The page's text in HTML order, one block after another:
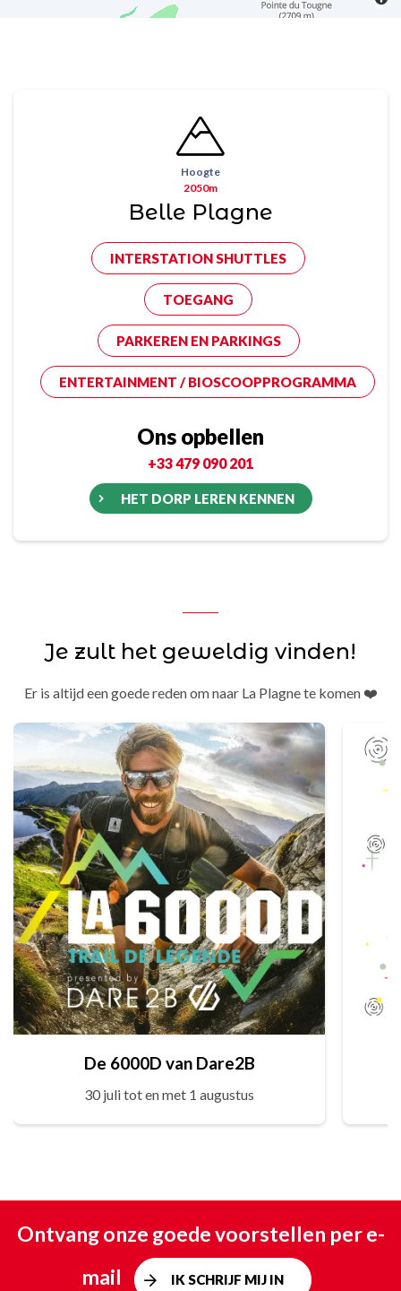
Hoogte
2050m
Belle Plagne
INTERSTATION SHUTTLES
TOEGANG
PARKEREN EN PARKINGS
ENTERTAINMENT / BIOSCOOPPROGRAMMA
Ons opbellen
+33 479 090 201
HET DORP LEREN KENNEN
Je zult het geweldig vinden!
Er is altijd een goede reden om naar La Plagne te komen ❤️
De 6000D van Dare2B
30 juli tot en met 1 augustus
Ontvang onze goede voorstellen per e-
mail
IK SCHRIJF MIJ IN